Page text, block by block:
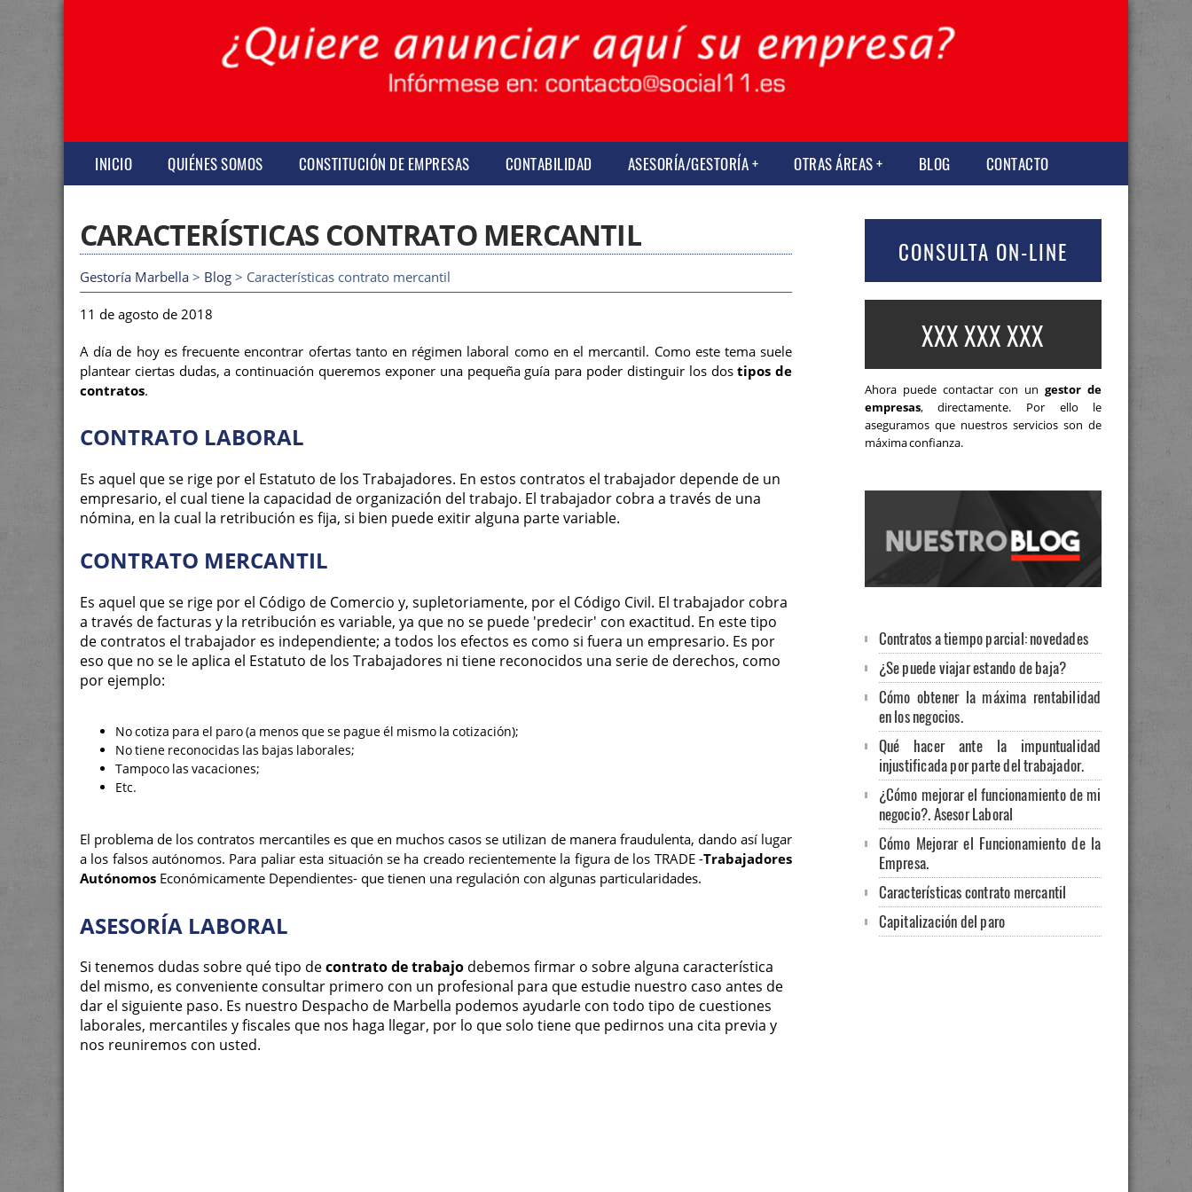
INICIO QUIÉNES SOMOS CONSTITUCIÓN DE EMPRESAS CONTABILIDAD ASESORÍA/GESTORÍA OTRAS ÁREAS BLOG CONTACTO
CARACTERÍSTICAS CONTRATO MERCANTIL
Gestoría Marbella > Blog > Características contrato mercantil
11 de agosto de 2018
A día de hoy es frecuente encontrar ofertas tanto en régimen laboral como en el mercantil. Como este tema suele
plantear ciertas dudas, a continuación queremos exponer una pequeña guía para poder distinguir los dostipos de
contratos.
CONTRATO LABORAL
Es aquel que se rige por el Estatuto de los Trabajadores. En estos contratos el trabajador depende de un
empresario, el cual tiene la capacidad de organización del trabajo. El trabajador cobra a través de una
nómina, en la cual la retribución es fija, si bien puede exitir alguna parte variable.
CONTRATO MERCANTIL
Es aquel que se rige por el Código de Comercio y, supletoriamente, por el Código Civil. El trabajador cobra
a través de facturas y la retribución es variable, ya que no se puede 'predecir' con exactitud. En este tipo
de contratos el trabajador es independiente; a todos los efectos es como si fuera un empresario. Es por
eso que no se le aplica el Estatuto de los Trabajadores ni tiene reconocidos una serie de derechos, como
por ejemplo:
No cotiza para el paro (a menos que se pague él mismo la cotización);
No tiene reconocidas las bajas laborales;
Tampoco las vacaciones;
Etc.
El problema de los contratos mercantiles es que en muchos casos se utilizan de manera fraudulenta, dando así lugar
a los falsos autónomos. Para paliar esta situación se ha creado recientemente la figura de los TRADE -Trabajadores
Autónomos Económicamente Dependientes- que tienen una regulación con algunas particularidades.
ASESORÍA LABORAL
Si tenemos dudas sobre qué tipo decontrato de trabajo debemos firmar o sobre alguna característica
del mismo, es conveniente consultar primero con un profesional para que estudie nuestro caso antes de
dar el siguiente paso. Es nuestro Despacho de Marbella podemos ayudarle con todo tipo de cuestiones
laborales, mercantiles y fiscales que nos haga llegar, por lo que solo tiene que pedirnos una cita previa y
nos reuniremos con usted.
CONSULTA ON-LINE
XXX XXX XXX
Ahora puede contactar con ungestor de
empresas, directamente. Por ello le
aseguramos que nuestros servicios son de
máxima confianza.
Contratos a tiempo parcial: novedades
¿Se puede viajar estando de baja?
Cómo obtener la máxima rentabilidad
en los negocios.
Qué hacer ante la impuntualidad
injustificada por parte del trabajador.
¿Cómo mejorar el funcionamiento de mi
negocio?. Asesor Laboral
Cómo Mejorar el Funcionamiento de la
Empresa.
Características contrato mercantil
Capitalización del paro